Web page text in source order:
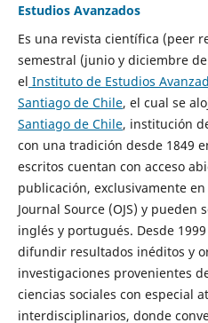
Estudios Avanzados
Es una revista científica (peer
semestral (junio y diciembre
el Instituto de Estudios
Santiago de Chile, el cual se
Santiago de Chile, institución
con una tradición desde 1849
escritos cuentan con acceso
publicación, exclusivamente
Journal Source (OJS) y pueden
inglés y portugués. Desde
difundir resultados inéditos y
investigaciones provenientes
ciencias sociales con especial
interdisciplinarios, donde